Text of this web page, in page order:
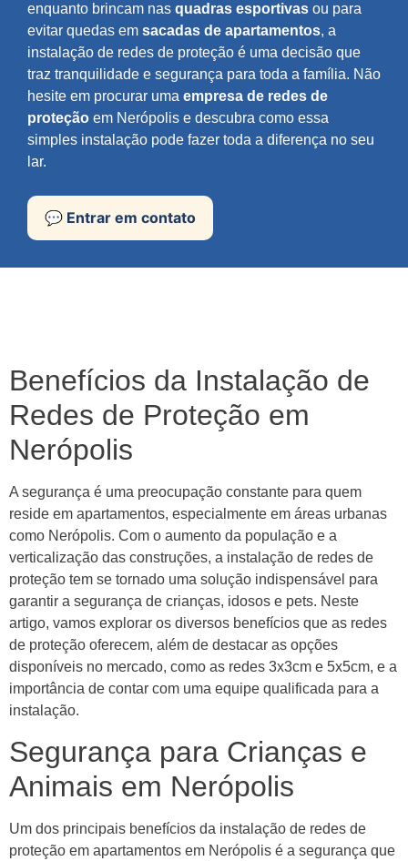
enquanto brincam nas quadras esportivas ou para
evitar quedas em sacadas de apartamentos, a
instalação de redes de proteção é uma decisão que
traz tranquilidade e segurança para toda a família. Não
hesite em procurar uma empresa de redes de
proteção em Nerópolis e descubra como essa
simples instalação pode fazer toda a diferença no seu
lar.
💬 Entrar em contato
Benefícios da Instalação de
Redes de Proteção em
Nerópolis
A segurança é uma preocupação constante para quem
reside em apartamentos, especialmente em áreas urbanas
como Nerópolis. Com o aumento da população e a
verticalização das construções, a instalação de redes de
proteção tem se tornado uma solução indispensável para
garantir a segurança de crianças, idosos e pets. Neste
artigo, vamos explorar os diversos benefícios que as redes
de proteção oferecem, além de destacar as opções
disponíveis no mercado, como as redes 3x3cm e 5x5cm, e a
importância de contar com uma equipe qualificada para a
instalação.
Segurança para Crianças e
Animais em Nerópolis
Um dos principais benefícios da instalação de redes de
proteção em apartamentos em Nerópolis é a segurança que